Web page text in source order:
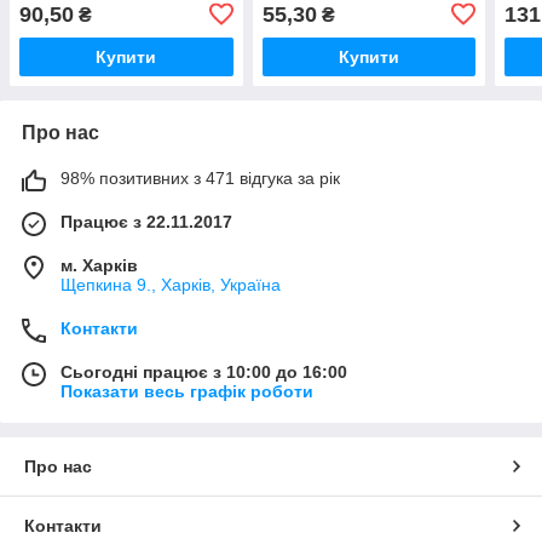
90,50 ₴
Купити
55,30₴
Купити
131
Про нас
98% позитивних з 471 відгука за рік
Працює з 22.11.2017
м. Харків
Щепкина 9., Харків, Україна
Контакти
Сьогодні працює з 10:00 до 16:00
Показати весь графік роботи
Про нас
Контакти